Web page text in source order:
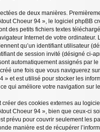
de deux manières.
Choeur 94 », le logiciel phpBB
des petits fichiers textes
Internet de votre ordinateur.
qu’un identifiant utilisateur
de session invité (désigné ci-
automatiquement assignés par
une fois que vous naviguerez
» et est utilisé pour stocker les
qui améliore votre navigation sur
créer des cookies externes au
Choeur 94 », bien que ceux-ci
prévu pour couvrir seulement les
manière est de récupérer